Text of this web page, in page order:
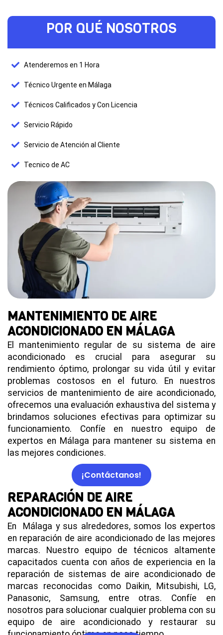
POR QUÉ NOSOTROS
Atenderemos en 1 Hora
Técnico Urgente en Málaga
Técnicos Calificados y Con Licencia
Servicio Rápido
Servicio de Atención al Cliente
Tecnico de AC
MANTENIMIENTO DE AIRE
ACONDICIONADO EN MÁLAGA
El mantenimiento regular de su sistema de aire
acondicionado es crucial para asegurar su
rendimiento óptimo, prolongar su vida útil y evitar
problemas costosos en el futuro. En nuestros
servicios de mantenimiento de aire acondicionado,
ofrecemos una evaluación exhaustiva del sistema y
brindamos soluciones efectivas para optimizar su
funcionamiento. Confíe en nuestro equipo de
expertos en Málaga para mantener su sistema en
las mejores condiciones.
¡Contáctanos!
REPARACIÓN DE AIRE
ACONDICIONADO EN MÁLAGA
En Málaga y sus alrededores, somos los expertos
en reparación de aire acondicionado de las mejores
marcas. Nuestro equipo de técnicos altamente
capacitados cuenta con años de experiencia en la
reparación de sistemas de aire acondicionado de
marcas reconocidas como Daikin, Mitsubishi, LG,
Panasonic, Samsung, entre otras. Confíe en
nosotros para solucionar cualquier problema con su
equipo de aire acondicionado y restaurar su